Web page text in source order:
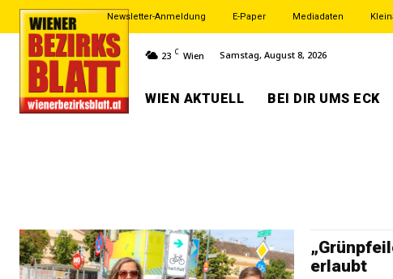
Newsletter-Anmeldung E-Paper Mediadaten
23 C Wien Samstag, August 8, 2026
WIEN AKTUELL BEI DIR UMS ECK
erlaubt